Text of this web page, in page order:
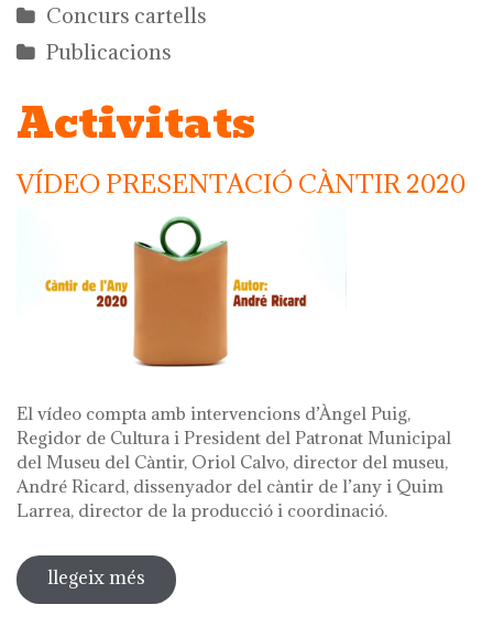
Concurs cartells
Publicacions
Activitats
VÍDEO PRESENTACIÓ CÀNTIR 2020
El vídeo compta amb intervencions d’Àngel Puig,
Regidor de Cultura i President del Patronat Municipal
del Museu del Càntir, Oriol Calvo, director del museu,
André Ricard, dissenyador del càntir de l’any i Quim
Larrea, director de la producció i coordinació.
llegeix més sobre vídeo presentació càntir 2020